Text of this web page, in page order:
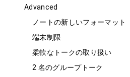
Advanced
ノートの新しいフォーマット
端末制限
柔軟なトークの取り扱い
2 名のグループトーク